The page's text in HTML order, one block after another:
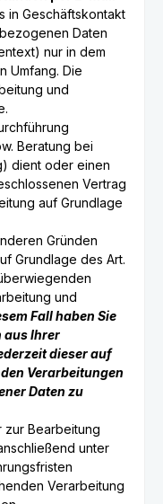
in Geschäftskontakt
Daten
nur in dem
Umfang. Die
und
Beratung bei
dient oder einen
Vertrag
auf Grundlage
Gründen
Grundlage des Art.
und
Fall haben Sie
aus Ihrer
dieser auf
Verarbeitungen
Daten zu
zur Bearbeitung
unter
Verarbeitung